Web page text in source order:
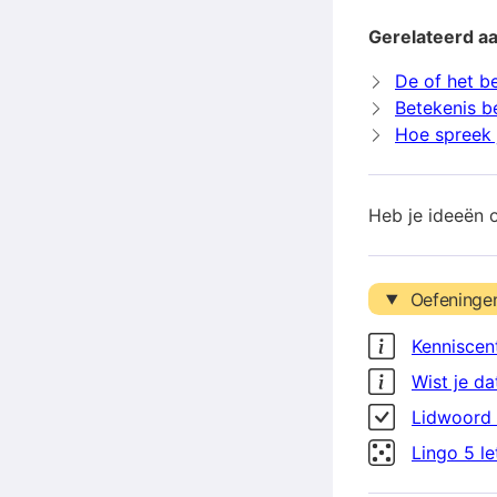
Gerelateerd
De of het
Betekenis
Hoe
Heb je ideeën
Wist je
Lidwoord
Lingo 5